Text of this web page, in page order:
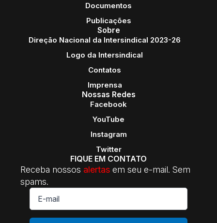
Documentos
Publicações
Sobre
Direção Nacional da Intersindical 2023-26
Logo da Intersindical
Contatos
Imprensa
Nossas Redes
Facebook
YouTube
Instagram
Twitter
FIQUE EM CONTATO
Receba nossos alertas em seu e-mail. Sem
spams.
E-
mail